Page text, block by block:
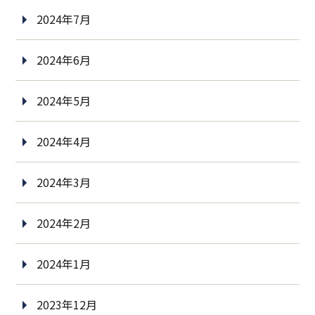
2024年7月
2024年6月
2024年5月
2024年4月
2024年3月
2024年2月
2024年1月
2023年12月